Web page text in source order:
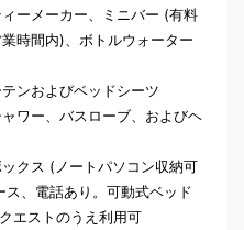
ーメーカー、ミニバー (有料
時間内)、ボトルウォーター
ンおよびベッドシーツ
ワー、バスローブ、およびヘ
クス (ノートパソコン収納可
、電話あり。可動式ベッド
エストのうえ利用可